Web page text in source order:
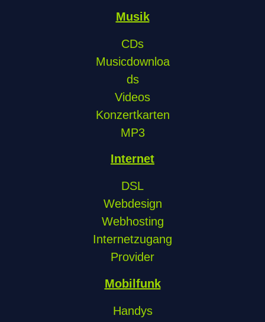
Musik
CDs
Musicdownloa
ds
Videos
Konzertkarten
MP3
Internet
DSL
Webdesign
Webhosting
Internetzugang
Provider
Mobilfunk
Handys